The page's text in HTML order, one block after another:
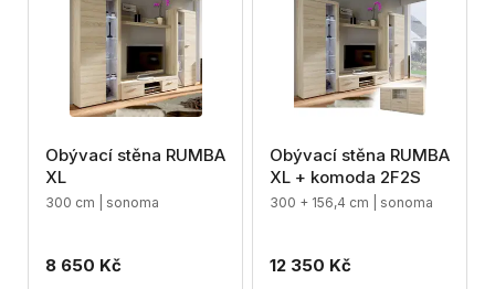
Obývací stěna RUMBA
XL
300 cm | sonoma
8 650 Kč
Obývací stěna RUMBA
XL + komoda 2F2S
300 + 156,4 cm | sonoma
12 350 Kč